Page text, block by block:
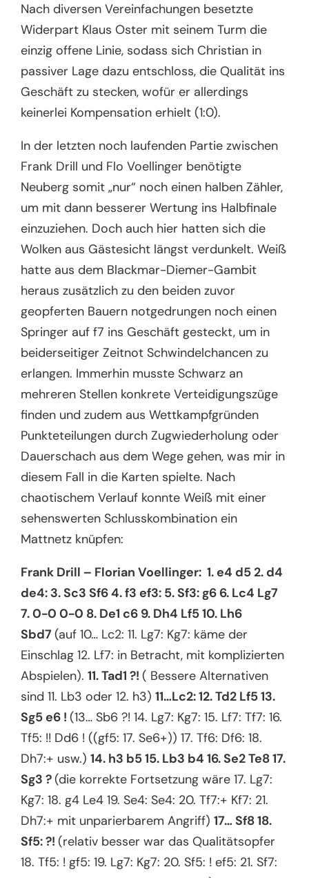
Nach diversen Vereinfachungen besetzte
Widerpart Klaus Oster mit seinem Turm die
einzig offene Linie, sodass sich Christian in
passiver Lage dazu entschloss, die Qualität ins
Geschäft zu stecken, wofür er allerdings
keinerlei Kompensation erhielt (1:0).
In der letzten noch laufenden Partie zwischen
Frank Drill und Flo Voellinger benötigte
Neuberg somit „nur“ noch einen halben Zähler,
um mit dann besserer Wertung ins Halbfinale
einzuziehen. Doch auch hier hatten sich die
Wolken aus Gästesicht längst verdunkelt. Weiß
hatte aus dem Blackmar-Diemer-Gambit
heraus zusätzlich zu den beiden zuvor
geopferten Bauern notgedrungen noch einen
Springer auf f7 ins Geschäft gesteckt, um in
beiderseitiger Zeitnot Schwindelchancen zu
erlangen. Immerhin musste Schwarz an
mehreren Stellen konkrete Verteidigungszüge
finden und zudem aus Wettkampfgründen
Punkteteilungen durch Zugwiederholung oder
Dauerschach aus dem Wege gehen, was mir in
diesem Fall in die Karten spielte. Nach
chaotischem Verlauf konnte Weiß mit einer
sehenswerten Schlusskombination ein
Mattnetz knüpfen:
Frank Drill – Florian Voellinger: 1. e4 d5 2. d4
de4: 3. Sc3 Sf6 4. f3 ef3: 5. Sf3: g6 6. Lc4 Lg7
7. 0-0 0-0 8. De1 c6 9. Dh4 Lf5 10. Lh6
Sbd7(auf 10… Lc2: 11. Lg7: Kg7: käme der
Einschlag 12. Lf7: in Betracht, mit komplizierten
Abspielen).11. Tad1 ?!( Bessere Alternativen
sind 11. Lb3 oder 12. h3)11…Lc2: 12. Td2 Lf5 13.
Sg5 e6 !(13… Sb6 ?! 14. Lg7: Kg7: 15. Lf7: Tf7: 16.
Tf5: !! Dd6 ! ((gf5: 17. Se6+)) 17. Tf6: Df6: 18.
Dh7:+ usw.)14. h3 b5 15. Lb3 b4 16. Se2 Te8 17.
Sg3 ?(die korrekte Fortsetzung wäre 17. Lg7:
Kg7: 18. g4 Le4 19. Se4: Se4: 20. Tf7:+ Kf7: 21.
Dh7:+ mit unparierbarem Angriff)17… Sf8 18.
Sf5: ?!(relativ besser war das Qualitätsopfer
18. Tf5: ! gf5: 19. Lg7: Kg7: 20. Sf5: ! ef5: 21. Sf7: